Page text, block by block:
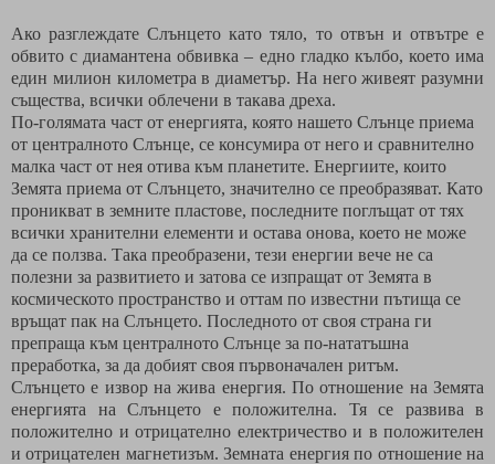
Ако разглеждате Слънцето като тяло, то отвън и отвътре е
обвито с диамантена обвивка – едно гладко кълбо, което има
един милион километра в диаметър. На него живеят разумни
същества, всички облечени в такава дреха.
По-голямата част от енергията, която нашето Слънце приема
от централното Слънце, се консумира от него и сравнително
малка част от нея отива към планетите. Енергиите, които
Земята приема от Слънцето, значително се преобразяват. Като
проникват в земните пластове, последните поглъщат от тях
всички хранителни елементи и остава онова, което не може
да се ползва. Така преобразени, тези енергии вече не са
полезни за развитието и затова се изпращат от Земята в
космическото пространство и оттам по известни пътища се
връщат пак на Слънцето. Последното от своя страна ги
препраща към централното Слънце за по-нататъшна
преработка, за да добият своя първоначален ритъм.
Слънцето е извор на жива енергия. По отношение на Земята
енергията на Слънцето е положителна. Тя се развива в
положително и отрицателно електричество и в положителен
и отрицателен магнетизъм. Земната енергия по отношение на